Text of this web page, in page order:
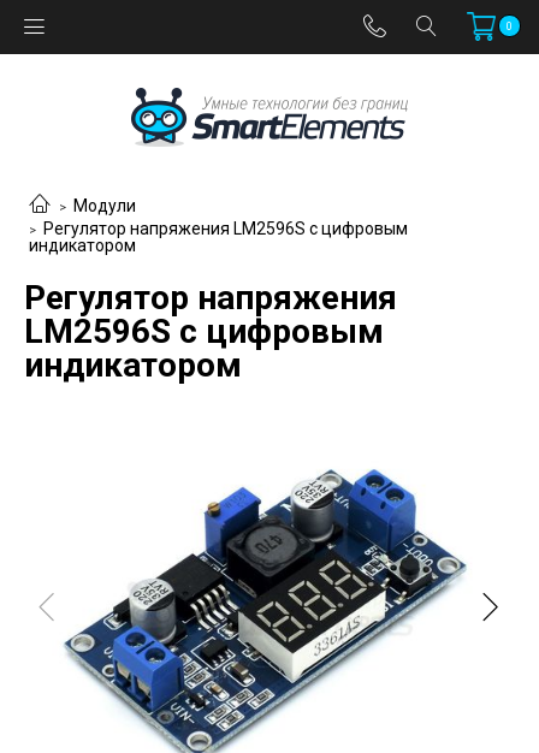
0
Модули
Регулятор напряжения LM2596S с цифровым
индикатором
Регулятор напряжения
LM2596S с цифровым
индикатором